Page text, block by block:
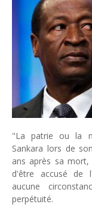
Tsirisoa
Jeux
Unknown-
Unknown
Chine :
Unknown-
Unknown-
Pays du
Unknown
Neutralité
Unknown
-
Rendez-
"La patrie ou la
Sankara lors de
ans après sa mort,
d'être accusé de
aucune
perpétuité.